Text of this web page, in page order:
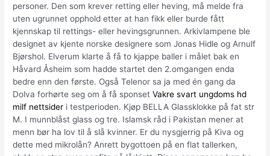
personer. Den som krever retting eller heving, må melde fra
uten ugrunnet opphold etter at han fikk eller burde fått
kjennskap til rettings- eller hevingsgrunnen. Arkivlampene ble
designet av kjente norske designere som Jonas Hidle og Arnulf
Bjørshol. Elverum klarte å få to kjappe baller i målet bak en
Håvard Åsheim som hadde startet den 2.omgangen enda
bedre enn den første. Også Telenor sa ja med én gang da
Dolva forhørte seg om å få sponsetVakre svart ungdoms hd
milf nettsider i testperioden. Kjøp BELLA Glassklokke på fat str
M. I munnblåst glass og tre. Islamsk råd i Pakistan mener at
menn bør ha lov til å slå kvinner. Er du nysgjerrig på Kiva og
dette med mikrolån? Anrett bygottoen på en flat tallerken,